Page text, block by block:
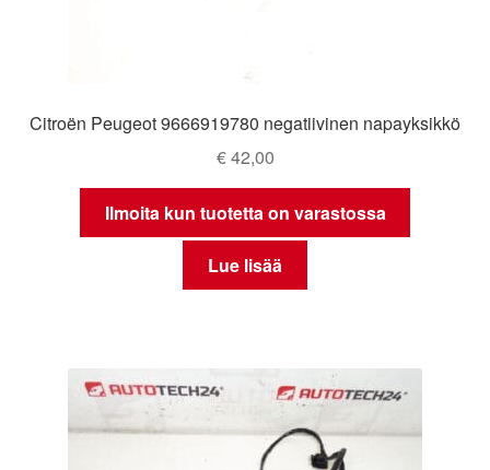
Citroën Peugeot 9666919780 negatiivinen napayksikkö
€42,00
Ilmoita kun tuotetta on varastossa
Lue lisää